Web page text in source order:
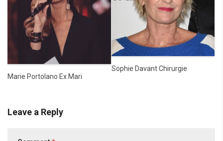
Marie Portolano Ex Mari
Sophie Davant Chirurgie
Leave a Reply